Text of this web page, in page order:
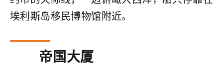
埃利斯岛移民博物馆附近。
帝国大厦